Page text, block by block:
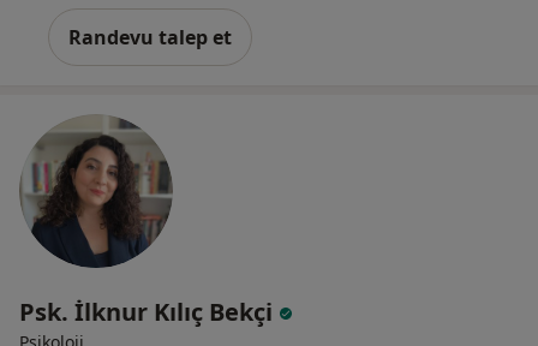
Randevu talep et
Psk. İlknur Kılıç Bekçi